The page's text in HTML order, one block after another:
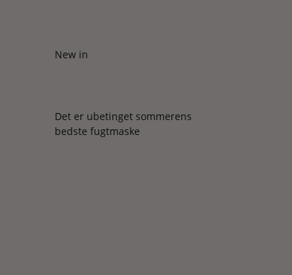
New in
Det er ubetinget sommerens
bedste fugtmaske